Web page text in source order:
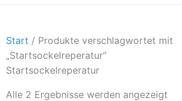
Start / Produkte verschlagwortet mit
„Startsockelreperatur“
Startsockelreperatur
Alle 2 Ergebnisse werden angezeigt